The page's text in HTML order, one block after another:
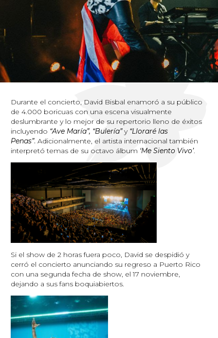
Durante el concierto, David Bisbal enamoró a su público
de 4.000 boricuas con una escena visualmente
deslumbrante y lo mejor de su repertorio lleno de éxitos
incluyendo “Ave María”, “Bulería”y“Lloraré las
Penas”.Adicionalmente, el artista internacional también
interpretó temas de su octavo álbum ‘Me Siento Vivo’.
Si el show de 2 horas fuera poco, David se despidió y
cerró el concierto anunciando su regreso a Puerto Rico
con una segunda fecha de show, el 17 noviembre,
dejando a sus fans boquiabiertos.